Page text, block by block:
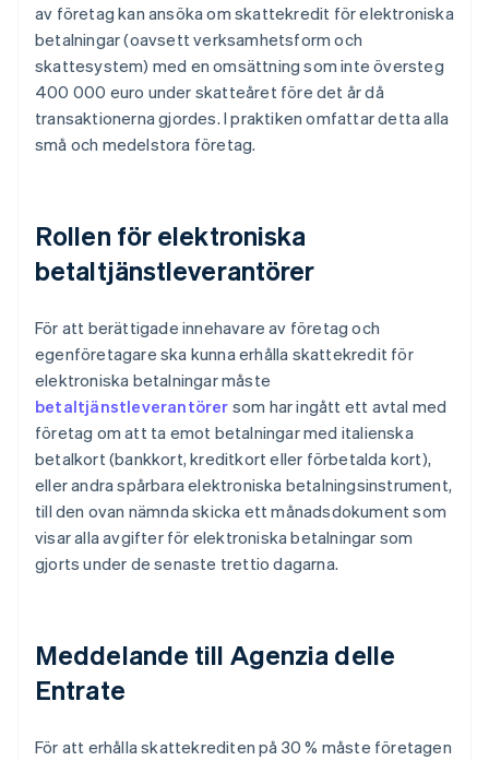
av företag kan ansöka om skattekredit för elektroniska
betalningar (oavsett verksamhetsform och
skattesystem) med en omsättning som inte översteg
400 000 euro under skatteåret före det år då
transaktionerna gjordes. I praktiken omfattar detta alla
små och medelstora företag.
Rollen för elektroniska
betaltjänstleverantörer
För att berättigade innehavare av företag och
egenföretagare ska kunna erhålla skattekredit för
elektroniska betalningar måste
betaltjänstleverantörer som har ingått ett avtal med
företag om att ta emot betalningar med italienska
betalkort (bankkort, kreditkort eller förbetalda kort),
eller andra spårbara elektroniska betalningsinstrument,
till den ovan nämnda skicka ett månadsdokument som
visar alla avgifter för elektroniska betalningar som
gjorts under de senaste trettio dagarna.
Meddelande till Agenzia delle
Entrate
För att erhålla skattekrediten på 30 % måste företagen